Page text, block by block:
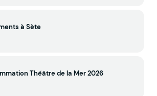
à Sète
Théâtre de la Mer 2026